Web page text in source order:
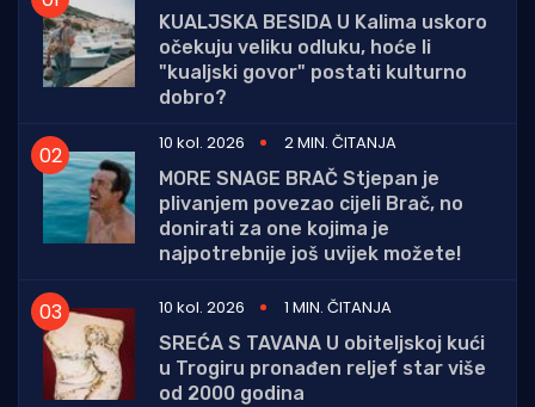
KUALJSKA BESIDA U Kalima uskoro
očekuju veliku odluku, hoće li
"kualjski govor" postati kulturno
dobro?
10 kol. 2026
2 MIN. ČITANJA
MORE SNAGE BRAČ Stjepan je
plivanjem povezao cijeli Brač, no
donirati za one kojima je
najpotrebnije još uvijek možete!
10 kol. 2026
1 MIN. ČITANJA
SREĆA S TAVANA U obiteljskoj kući
u Trogiru pronađen reljef star više
od 2000 godina